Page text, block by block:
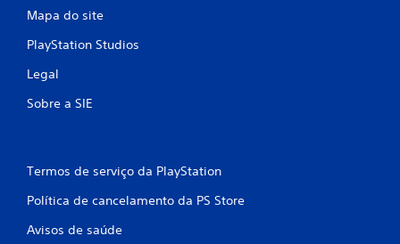
Mapa do site
PlayStation Studios
Legal
Sobre a SIE
Termos de serviço da PlayStation
Política de cancelamento da PS Store
Avisos de saúde